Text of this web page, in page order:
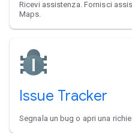
Ricevi assistenza. Fornisci
Maps.
Issue Tracker
Segnala un bug o apri una